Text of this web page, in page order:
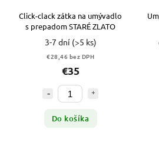
Click-clack zátka na umývadlo
s prepadom STARÉ ZLATO
3-7 dní (>5 ks)
€28,46 bez DPH
€35
Do košíka